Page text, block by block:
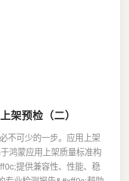
架预检（二）
不可少的一步。应用上架
鸿蒙应用上架质量标准构
提供兼容性、性能、稳